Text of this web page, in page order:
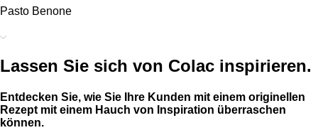
Pasto Benone
Lassen Sie sich von Colac inspirieren.
Entdecken Sie, wie Sie Ihre Kunden mit einem originellen
Rezept mit einem Hauch von Inspiration überraschen
können.